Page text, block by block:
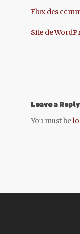
Flux des
Site de
Leave a Reply
You must be